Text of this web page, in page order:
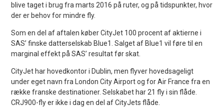
blive taget i brug fra marts 2016 på ruter, og på tidspunkter, hvor
der er behov for mindre fly.
Som en del af aftalen køber CityJet 100 procent af aktierne i
SAS’ finske datterselskab Blue1. Salget af Blue1 vil føre til en
marginal effekt på SAS’ resultat før skat.
CityJet har hovedkontor i Dublin, men flyver hovedsageligt
under eget navn fra London City Airport og for Air France fra en
række franske destinationer. Selskabet har 21 fly i sin flåde.
CRJ900-fly er ikke i dag en del af CityJets flåde.